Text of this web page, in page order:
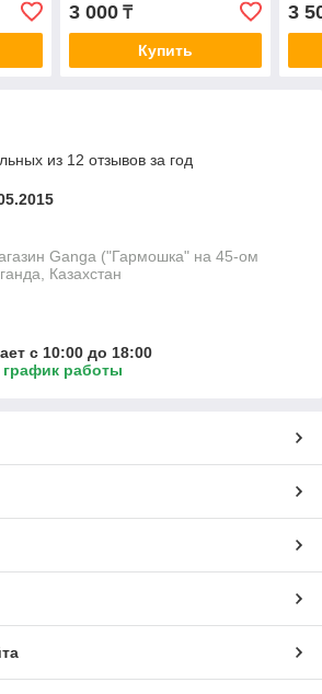
3 000₸
Купить
3
из 12 отзывов за год
Ganga ("Гармошка" на 45-ом
Казахстан
с 10:00 до 18:00
график работы